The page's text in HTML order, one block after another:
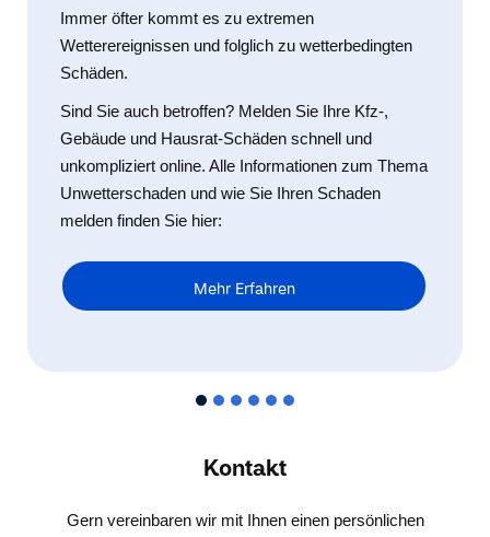
Immer öfter kommt es zu extremen
Wetterereignissen und folglich zu wetterbedingten
Schäden.
Sind Sie auch betroffen? Melden Sie Ihre Kfz-,
Gebäude und Hausrat-Schäden schnell und
unkompliziert online. Alle Informationen zum Thema
Unwetterschaden und wie Sie Ihren Schaden
melden finden Sie hier:
Mehr Erfahren
Kontakt
Gern vereinbaren wir mit Ihnen einen persönlichen